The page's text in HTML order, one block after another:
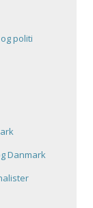
politi
Danmark